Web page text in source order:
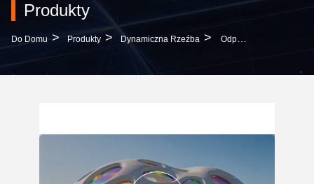
Produkty
Do Domu > Produkty > Dynamiczna Rzeźba > Odporna Na Warunki Atmosferyczne Rzeźba FRP O Niestandardowym Rozmiarze Z Dynamiczną Grafiką Tęczowego Światła Cienia Do Projektowania Krajobrazu